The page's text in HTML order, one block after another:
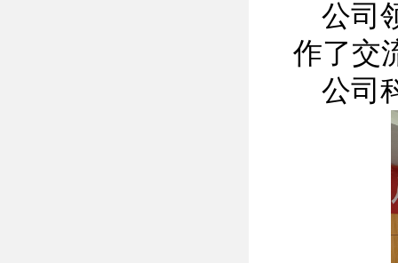
公司
作了交
公司